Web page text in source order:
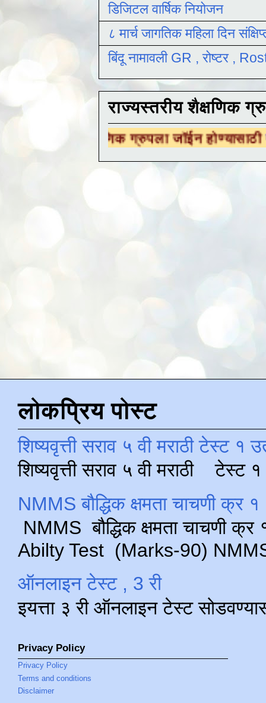
डिजिटल वार्षिक नियोजन
८ मार्च जागतिक महिला दिन
बिंदू नामावली GR , रोष्टर ,
राज्यस्तरीय शैक्षणिक
ग्रुपला जॉईन होण्यासाठीयेथे क्लिक करा
लोकप्रिय पोस्ट
शिष्यवृत्ती सराव ५ वी मराठी टेस्ट १
शिष्यवृत्ती सराव ५ वी मराठी टेस्ट
NMMS बौद्धिक क्षमता चाचणी क्र
NMMS बौद्धिक क्षमता चाचणी
Abilty Test (Marks-90) NMMS
ऑनलाइन टेस्ट , 3 री
इयत्ता ३ री ऑनलाइन टेस्ट
Privacy Policy
Privacy Policy
Terms and conditions
Disclaimer